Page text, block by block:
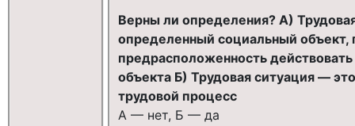
Верны ли определения? А)
определенный социальный
предрасположенность
объекта Б) Трудовая ситуация —
трудовой процесс
А — нет, Б — да